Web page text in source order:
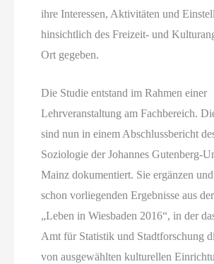
ihre Interessen, Aktivitäten und
hinsichtlich des Freizeit- und
Ort gegeben.
Die Studie entstand im Rahmen einer
Lehrveranstaltung am Fachbereich.
sind nun in einem Abschlussbericht
Soziologie der Johannes Gutenberg-
Mainz dokumentiert. Sie ergänzen
schon vorliegenden Ergebnisse aus
„Leben in Wiesbaden 2016“, in der
Amt für Statistik und Stadtforschung
von ausgewählten kulturellen